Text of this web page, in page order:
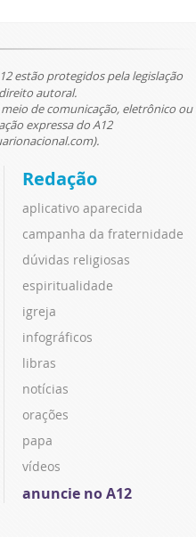
estão protegidos pela legislação
autoral.
de comunicação, eletrônico ou
expressa do A12
Redação
aplicativo aparecida
campanha da fraternidade
dúvidas religiosas
espiritualidade
igreja
infográficos
libras
notícias
orações
papa
vídeos
anuncie no A12